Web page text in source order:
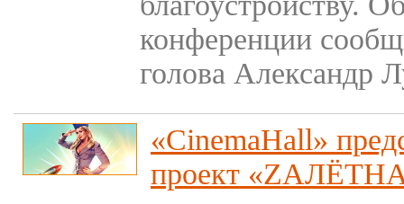
конференции
голова Александр
«CinemaHall»
проект